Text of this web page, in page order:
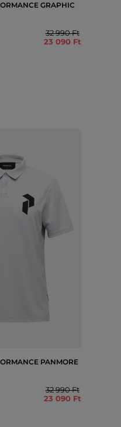
GRAPHIC
32 990 Ft
23 090 Ft
PANMORE
32 990 Ft
23 090 Ft